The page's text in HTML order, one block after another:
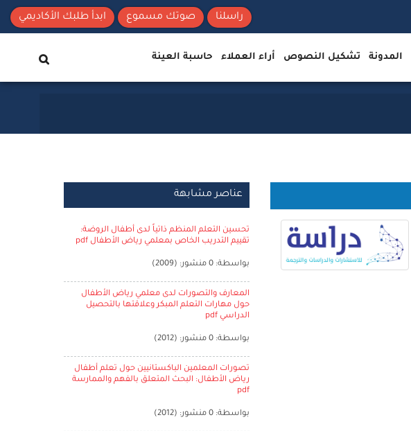
ابدأ طلبك الأكاديمي صوتك مسموع راسلنا
المدونة تشكيل النصوص أراء العملاء حاسبة العينة
عناصر مشابهة
تحسين التعلم المنظم ذاتياً لدى أطفال الروضة:
تقييم التدريب الخاص بمعلمي رياض الأطفال pdf
بواسطة: 0 منشور: (2009)
المعارف والتصورات لدى معلمي رياض الأطفال
حول مهارات التعلم المبكر وعلاقتها بالتحصيل
الدراسي pdf
بواسطة: 0 منشور: (2012)
تصورات المعلمين الباكستانيين حول تعلم أطفال
رياض الأطفال: البحث المتعلق بالفهم والممارسة
pdf
بواسطة: 0 منشور: (2012)